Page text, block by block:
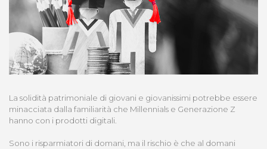
DATI UFFICIALI
DUE DILIGENCE
SERVIZI ANTIFRODE
La solidità patrimoniale di giovani e giovanissimi potrebbe essere
minacciata dalla familiarità che Millennials e Generazione Z
hanno con i prodotti digitali.
Sono i risparmiatori di domani, ma il rischio è che al domani